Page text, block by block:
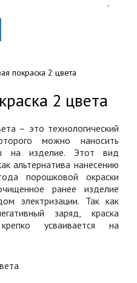
покраска 2 цвета
2 цвета
– это технологический
можно наносить
на изделие. Этот вид
альтернатива нанесению
порошковой окраски
ранее изделие
электризации. Так как
заряд, краска
усваивается на